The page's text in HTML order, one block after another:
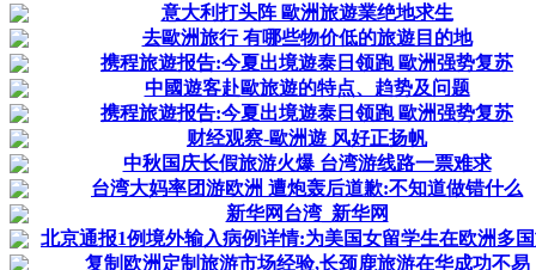
意大利打头阵 歐洲旅遊業绝地求生
去歐洲旅行 有哪些物价低的旅遊目的地
携程旅遊报告:今夏出境遊泰日领跑 歐洲强势复苏
中國遊客赴歐旅遊的特点、趋势及问题
携程旅遊报告:今夏出境遊泰日领跑 歐洲强势复苏
财经观察-歐洲遊 风好正扬帆
中秋国庆长假旅游火爆 台湾游线路一票难求
台湾大妈率团游欧洲 遭炮轰后道歉:不知道做错什么
新华网台湾_新华网
北京通报1例境外输入病例详情:为美国女留学生在欧洲多
复制欧洲定制旅游市场经验,长颈鹿旅游在华成功不易